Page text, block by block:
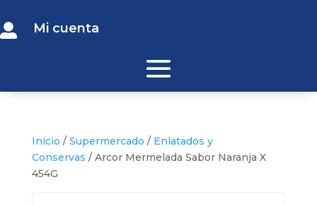
 Mi cuenta
Inicio / Supermercado / Enlatados y
Conservas / Arcor Mermelada Sabor Naranja X
454G